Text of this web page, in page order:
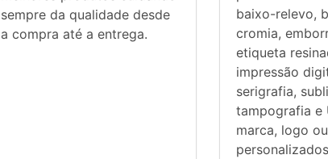
sempre da qualidade desde
a compra até a entrega.
baixo-relevo,
cromia,
etiqueta
impressão
serigrafia,
tampografia e
marca, logo